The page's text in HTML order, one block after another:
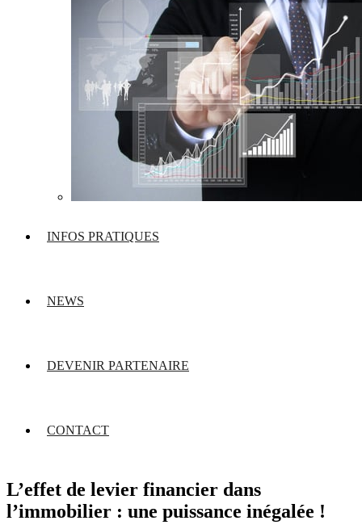
INFOS PRATIQUES
NEWS
DEVENIR PARTENAIRE
CONTACT
L’effet de levier financier dans
l’immobilier : une puissance inégalée !